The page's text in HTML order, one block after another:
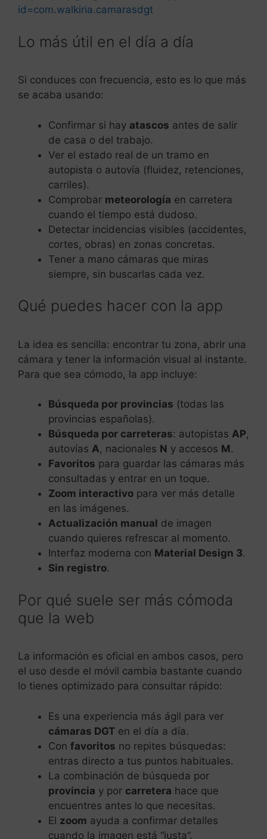
id=com.walkiria.camarasdgt
Lo más útil en el día a día
Si conduces con frecuencia, esto es lo que más
se acaba usando:
Confirmar si hay atascos antes de salir
de casa o del trabajo.
Ver el estado real de un tramo en
autopista o autovía (fluidez, retenciones,
carriles).
Comprobar meteorología en carretera
cuando el tiempo está dudoso.
Detectar incidencias visibles (accidentes,
cortes, obras) en zonas concretas.
Tener a mano cámaras que miras
siempre, sin buscarlas cada vez.
Qué puedes hacer con la app
La idea es sencilla: encontrar tu zona, abrir una
cámara y tener la información visual al instante.
Para que sea cómodo, la app incluye:
Búsqueda por provincias (todas las
provincias españolas).
Búsqueda por carreteras: autopistas AP,
autovías A, nacionales N y accesos M.
Favoritos para guardar las cámaras más
consultadas y entrar en un toque.
Zoom interactivo para ver más detalle
en las imágenes.
Actualización manual de imagen
cuando quieres refrescar al momento.
Interfaz moderna con Material Design 3.
Sin registro.
Por qué suele ser más cómoda
que la web
La información es oficial en ambos casos, pero
el uso desde el móvil cambia bastante cuando
lo tienes optimizado para consultar rápido:
Es una experiencia más ágil para ver
cámaras DGT en el día a día.
Con favoritos no repites búsquedas:
entras directo a tus puntos habituales.
La combinación de búsqueda por
provincia y por carretera hace que
encuentres antes lo que necesitas.
El zoom ayuda a confirmar detalles
cuando la imagen está “justa”.